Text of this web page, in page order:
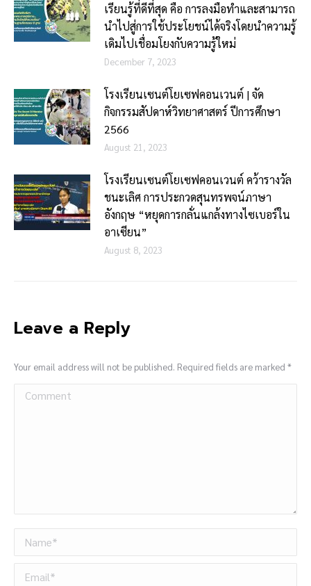
เรียนรู้ที่ดีที่สุด คือ การลงมือทำและสามารถ
นำไปสู่การใช้ประโยชน์ได้จริงโดยนำความรู้
เดิมไปเชื่อมโยงกับความรู้ใหม่
December 7, 2023
โรงเรียนเซนต์โยเซฟคอนเวนต์ | จัด
กิจกรรมสัปดาห์วิทยาศาสตร์ ปีการศึกษา
2566
August 21, 2023
โรงเรียนเซนต์โยเซฟคอนเวนต์ คว้ารางวัล
ชนะเลิศ การประกวดสุนทรพจน์ภาษา
อังกฤษ “หยุดการกลั่นแกล้งทางไซเบอร์ใน
อาเซียน”
August 8, 2023
Leave a Reply
Your email address will not be published. Required fields are marked *
Comment
Name *
Email *